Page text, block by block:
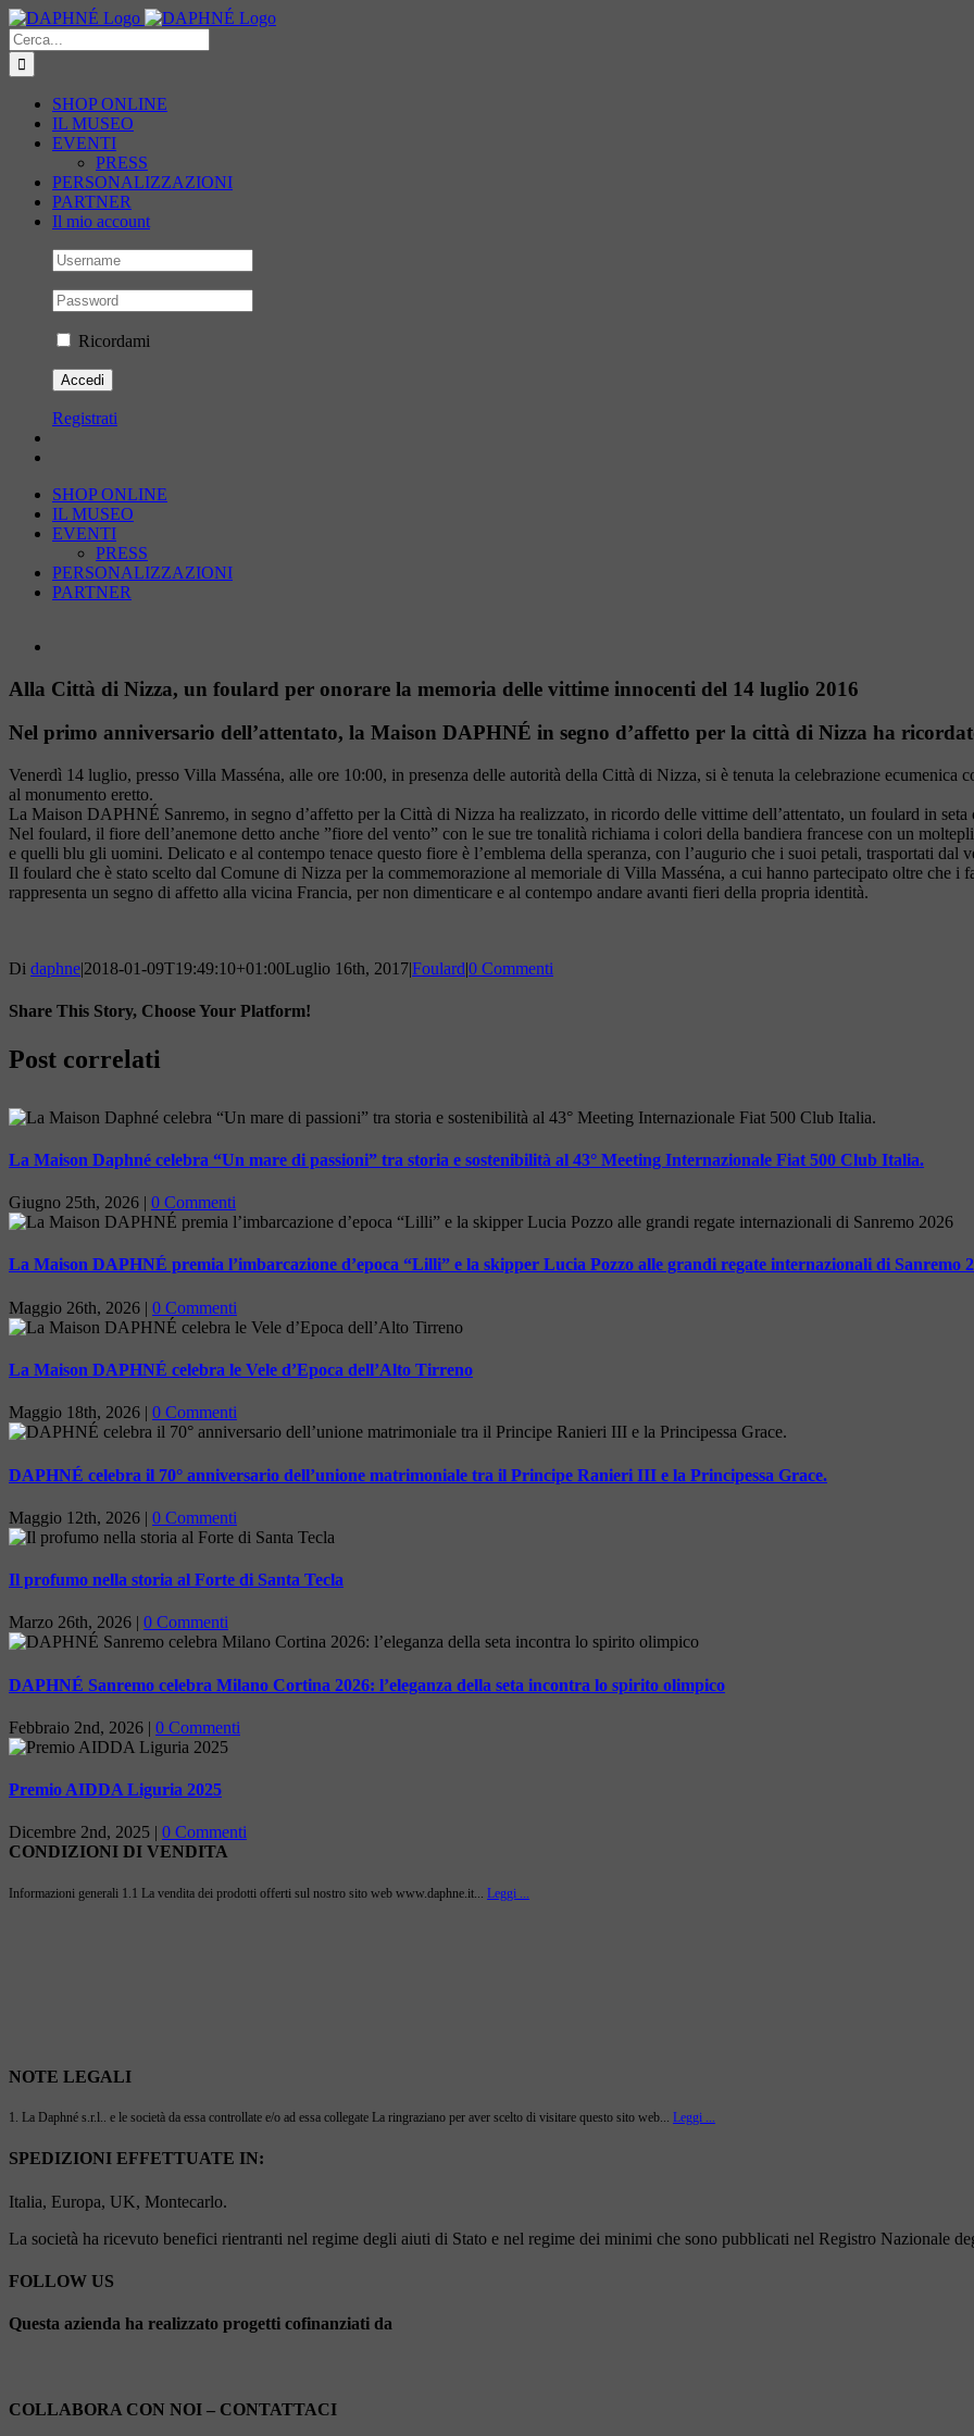
Salta
al
contenuto
Cerca
per:
SHOP ONLINE
IL MUSEO
EVENTI
PRESS
PERSONALIZZAZIONI
PARTNER
Il mio account
Ricordami
Registrati
SHOP ONLINE
IL MUSEO
EVENTI
PRESS
PERSONALIZZAZIONI
PARTNER
Alla Città di Nizza, un foulard per onorare la memoria delle vittime innocenti del 14 luglio 2016
Nel primo anniversario dell’attentato, la Maison DAPHNÉ in segno d’affetto per la città di Nizza ha
Venerdì 14 luglio, presso Villa Masséna, alle ore 10:00, in presenza delle autorità della Città di Nizza, si è tenuta la celebrazione
al monumento eretto.
La Maison DAPHNÉ Sanremo, in segno d’affetto per la Città di Nizza ha realizzato, in ricordo delle vittime dell’attentato, un foulard in
Nel foulard, il fiore dell’anemone detto anche ”fiore del vento” con le sue tre tonalità richiama i colori della bandiera francese con un
e quelli blu gli uomini. Delicato e al contempo tenace questo fiore è l’emblema della speranza, con l’augurio che i suoi petali, trasportati
Il foulard che è stato scelto dal Comune di Nizza per la commemorazione al memoriale di Villa Masséna, a cui hanno partecipato oltre che
rappresenta un segno di affetto alla vicina Francia, per non dimenticare e al contempo andare avanti fieri della propria identità.
Di daphne|2018-01-09T19:49:10+01:00Luglio 16th, 2017|Foulard|0 Commenti
Share This Story, Choose Your Platform!
Facebook
X
LinkedIn
Tumblr
Pinterest
Post correlati
La Maison Daphné celebra “Un mare di passioni” tra storia e sostenibilità al 43° Meeting Internazionale Fiat 500 Club Italia.
Giugno 25th, 2026 | 0 Commenti
La Maison DAPHNÉ premia l’imbarcazione d’epoca “Lilli” e la skipper Lucia Pozzo alle grandi regate internazionali di Sanremo
Maggio 26th, 2026 | 0 Commenti
La Maison DAPHNÉ celebra le Vele d’Epoca dell’Alto Tirreno
Maggio 18th, 2026 | 0 Commenti
DAPHNÉ celebra il 70° anniversario dell’unione matrimoniale tra il Principe Ranieri III e la Principessa Grace.
Maggio 12th, 2026 | 0 Commenti
Il profumo nella storia al Forte di Santa Tecla
Marzo 26th, 2026 | 0 Commenti
DAPHNÉ Sanremo celebra Milano Cortina 2026: l’eleganza della seta incontra lo spirito olimpico
Febbraio 2nd, 2026 | 0 Commenti
Premio AIDDA Liguria 2025
Dicembre 2nd, 2025 | 0 Commenti
CONDIZIONI DI VENDITA
Informazioni generali 1.1 La vendita dei prodotti offerti sul nostro sito web www.daphne.it... Leggi ...
NOTE LEGALI
1. La Daphné s.r.l.. e le società da essa controllate e/o ad essa collegate La ringraziano per aver scelto di visitare questo sito web... Leggi ...
SPEDIZIONI EFFETTUATE IN:
Italia, Europa, UK, Montecarlo.
La società ha ricevuto benefici rientranti nel regime degli aiuti di Stato e nel regime dei minimi che sono pubblicati nel Registro Nazionale
FOLLOW US
Questa azienda ha realizzato progetti cofinanziati da
COLLABORA CON NOI – CONTATTACI